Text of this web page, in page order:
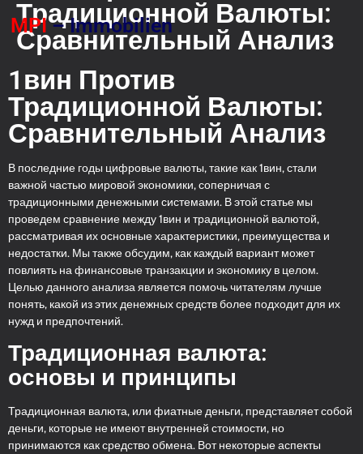
MPI – Immobilien
Традиционной Валюты:
Сравнительный Анализ
1вин Против
Традиционной Валюты:
Сравнительный Анализ
В последние годы цифровые валюты, такие как 1вин, стали
важной частью мировой экономики, соперничая с
традиционными денежными системами. В этой статье мы
проведем сравнение между 1вин и традиционной валютой,
рассматривая их основные характеристики, преимущества и
недостатки. Мы также обсудим, как каждый вариант может
повлиять на финансовые транзакции и экономику в целом.
Целью данного анализа является помочь читателям лучше
понять, какой из этих денежных средств более подходит для их
нужд и предпочтений.
Традиционная валюта:
основы и принципы
Традиционная валюта, или фиатные деньги, представляет собой
деньги, которые не имеют внутренней стоимости, но
принимаются как средство обмена. Вот некоторые аспекты